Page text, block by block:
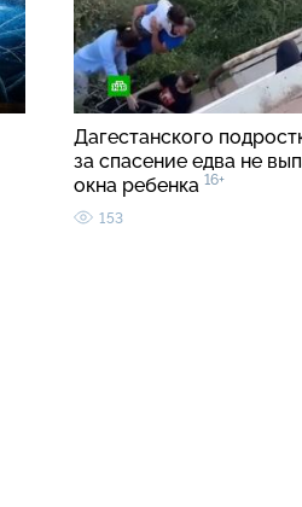
Дагестанского
за спасение едва не
окна ребенка 16+
153